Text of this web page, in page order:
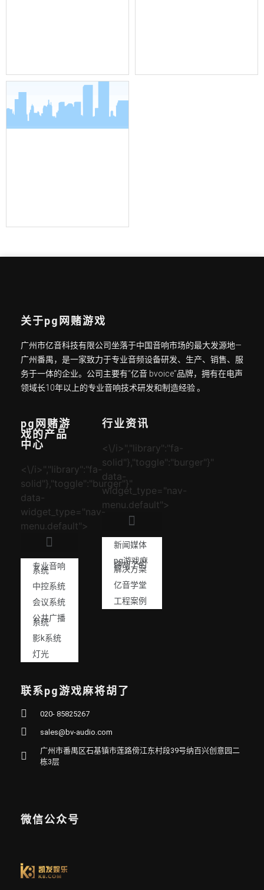
关于pg网赌游戏
广州市亿音科技有限公司坐落于中国音响市场的最大发源地—
广州番禺，是一家致力于专业音频设备研发、生产、销售、服
务于一体的企业。公司主要有“亿音 bvoice”品牌，拥有在电声
领域长10年以上的专业音响技术研发和制造经验 。
pg网赌游
戏的产品
中心
<\/i>","library":"fa-
solid"},"toggle":"burger"}"
data-
widget_type="nav-
menu.default">
专业音响
系统
中控系统
会议系统
公共广播
系统
影k系统
灯光
行业资讯
<\/i>","library":"fa-
solid"},"toggle":"burger"}"
data-
widget_type="nav-
menu.default">
新闻媒体
pg游戏麻
将胡了的
解决方案
亿音学堂
工程案例
联系pg游戏麻将胡了
020- 85825267
sales@bv-audio.com
广州市番禺区石基镇市莲路傍江东村段39号纳百兴创意园二
栋3层
微信公众号